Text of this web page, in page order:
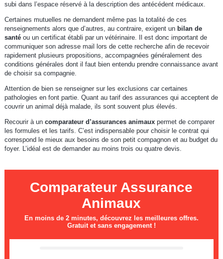
subi dans l’espace réservé à la description des antécédent médicaux.
Certaines mutuelles ne demandent même pas la totalité de ces
renseignements alors que d’autres, au contraire, exigent un bilan de
santéou un certificat établi par un vétérinaire. Il est donc important de
communiquer son adresse mail lors de cette recherche afin de recevoir
rapidement plusieurs propositions, accompagnées généralement des
conditions générales dont il faut bien entendu prendre connaissance avant
de choisir sa compagnie.
Attention de bien se renseigner sur les exclusions car certaines
pathologies en font partie. Quant au tarif des assurances qui acceptent de
couvrir un animal déjà malade, ils sont souvent plus élevés.
Recourir à un comparateur d’assurances animauxpermet de comparer
les formules et les tarifs. C’est indispensable pour choisir le contrat qui
correspond le mieux aux besoins de son petit compagnon et au budget du
foyer. L’idéal est de demander au moins trois ou quatre devis.
Comparateur Assurance
Animaux
En moins de 2 minutes, découvrez les meilleures offres.
Gratuit et sans engagement !